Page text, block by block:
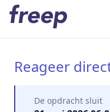
Mijn gegevens
Reageer
De opdracht sluit